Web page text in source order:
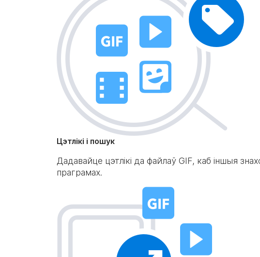
Цэтлікі і пошук
Дадавайце цэтлікі да файлаў GIF, каб іншыя
праграмах.